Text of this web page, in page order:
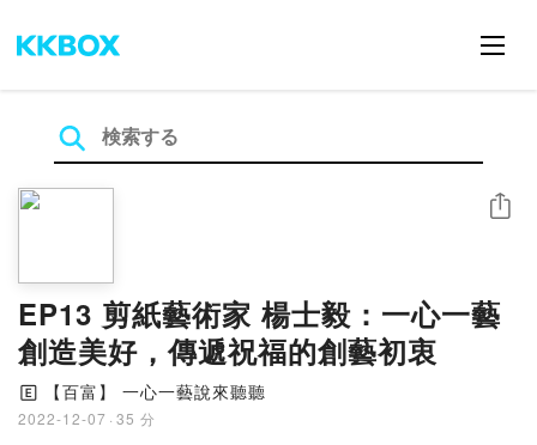
EP13 剪紙藝術家 楊士毅：一心一藝
創造美好，傳遞祝福的創藝初衷
🄴 【百富】 一心一藝說來聽聽
2022-12-07 · 35 分
シェア